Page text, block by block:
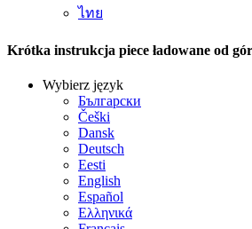
ไทย
Krótka instrukcja piece ładowane od
Wybierz język
Български
Češki
Dansk
Deutsch
Eesti
English
Español
Ελληνικά